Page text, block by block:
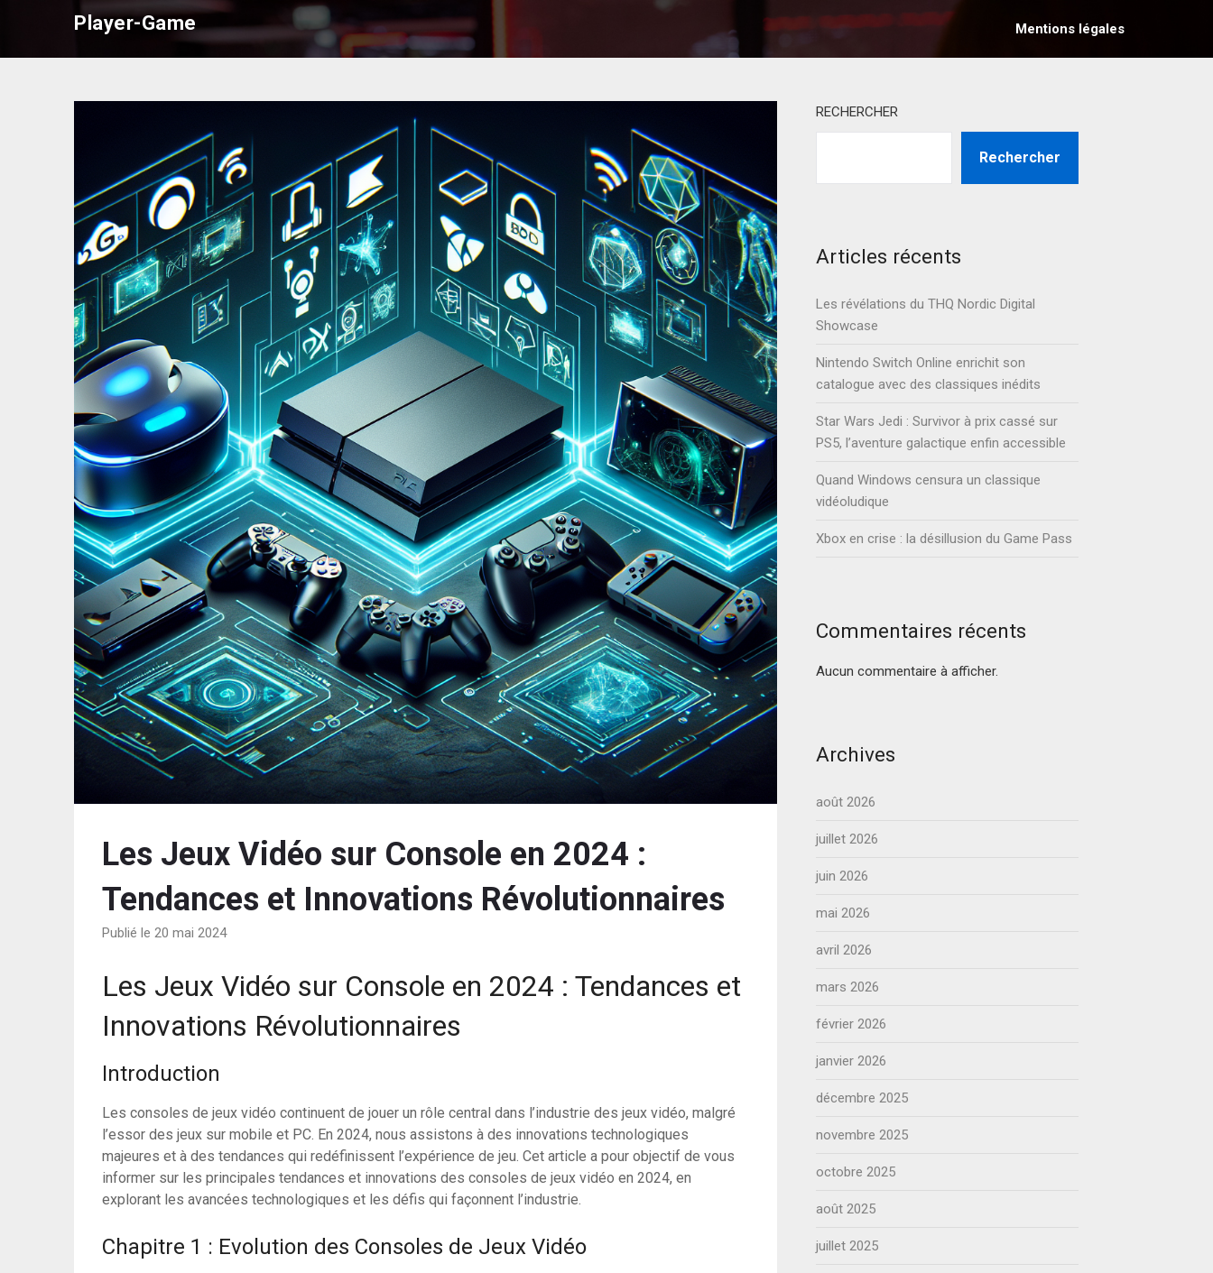
content
Player-Game Mentions légales
Les Jeux Vidéo sur Console en 2024 :
Tendances et Innovations Révolutionnaires
Publié le 20 mai 2024
Les Jeux Vidéo sur Console en 2024 : Tendances et
Innovations Révolutionnaires
Introduction
Les consoles de jeux vidéo continuent de jouer un rôle central dans l’industrie des jeux vidéo, malgré
l’essor des jeux sur mobile et PC. En 2024, nous assistons à des innovations technologiques
majeures et à des tendances qui redéfinissent l’expérience de jeu. Cet article a pour objectif de vous
informer sur les principales tendances et innovations des consoles de jeux vidéo en 2024, en
explorant les avancées technologiques et les défis qui façonnent l’industrie.
Chapitre 1 : Evolution des Consoles de Jeux Vidéo
RECHERCHER
Rechercher
Articles récents
Les révélations du THQ Nordic Digital
Showcase
Nintendo Switch Online enrichit son
catalogue avec des classiques inédits
Star Wars Jedi : Survivor à prix cassé sur
PS5, l’aventure galactique enfin accessible
Quand Windows censura un classique
vidéoludique
Xbox en crise : la désillusion du Game Pass
Commentaires récents
Aucun commentaire à afficher.
Archives
août 2026
juillet 2026
juin 2026
mai 2026
avril 2026
mars 2026
février 2026
janvier 2026
décembre 2025
novembre 2025
octobre 2025
août 2025
juillet 2025